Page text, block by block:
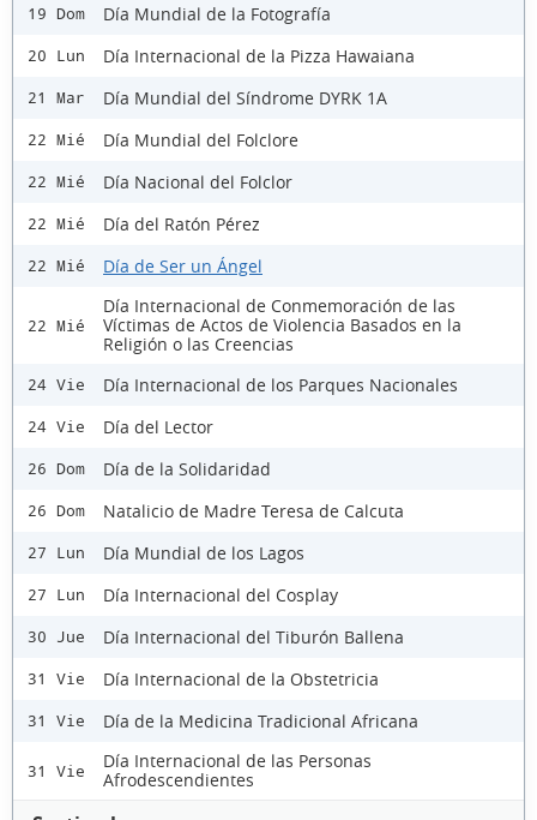
19 Dom Día Mundial de la Fotografía
20 Lun Día Internacional de la Pizza Hawaiana
21 Mar Día Mundial del Síndrome DYRK 1A
22 Mié Día Mundial del Folclore
22 Mié Día Nacional del Folclor
22 Mié Día del Ratón Pérez
22 Mié Día de Ser un Ángel
22 Mié
Día Internacional de Conmemoración de las
Víctimas de Actos de Violencia Basados en la
Religión o las Creencias
24 Vie Día Internacional de los Parques Nacionales
24 Vie Día del Lector
26 Dom Día de la Solidaridad
26 Dom Natalicio de Madre Teresa de Calcuta
27 Lun Día Mundial de los Lagos
27 Lun Día Internacional del Cosplay
30 Jue Día Internacional del Tiburón Ballena
31 Vie Día Internacional de la Obstetricia
31 Vie Día de la Medicina Tradicional Africana
31 Vie
Día Internacional de las Personas
Afrodescendientes